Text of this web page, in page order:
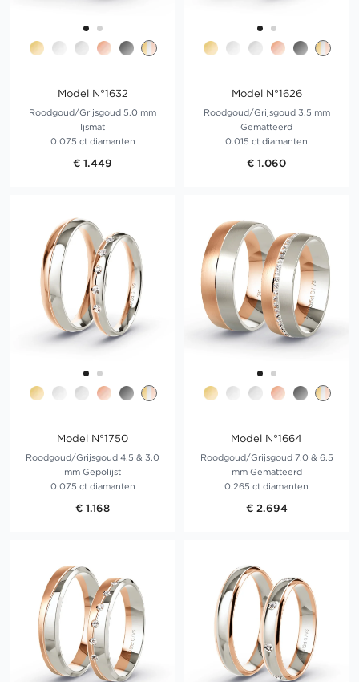
Model N°1632
Roodgoud/Grijsgoud 5.0 mm
Ijsmat
0.075 ct diamanten
€ 1.449
Model N°1626
Roodgoud/Grijsgoud 3.5 mm
Gematteerd
0.015 ct diamanten
€ 1.060
Model N°1750
Roodgoud/Grijsgoud 4.5 & 3.0
mm Gepolijst
0.075 ct diamanten
€ 1.168
Model N°1664
Roodgoud/Grijsgoud 7.0 & 6.5
mm Gematteerd
0.265 ct diamanten
€ 2.694